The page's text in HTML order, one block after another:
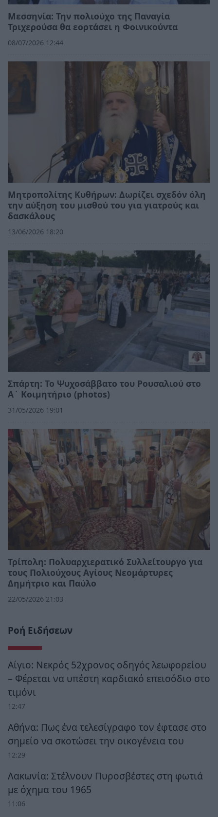
Μεσσηνία: Την πολιούχο της Παναγία
Τριχερούσα θα εορτάσει η Φοινικούντα
08/07/2026 12:44
Μητροπολίτης Κυθήρων: Δωρίζει σχεδόν όλη
την αύξηση του μισθού του για γιατρούς και
δασκάλους
13/06/2026 18:20
Σπάρτη: Το Ψυχοσάββατο του Ρουσαλιού στο
Α΄ Κοιμητήριο (photos)
31/05/2026 19:01
Τρίπολη: Πολυαρχιερατικό Συλλείτουργο για
τους Πολιούχους Αγίους Νεομάρτυρες
Δημήτριο και Παύλο
22/05/2026 21:03
Ροή Ειδήσεων
Αίγιο: Νεκρός 52χρονος οδηγός λεωφορείου
– Φέρεται να υπέστη καρδιακό επεισόδιο στο
τιμόνι
12:47
Αθήνα: Πως ένα τελεσίγραφο τον έφτασε στο
σημείο να σκοτώσει την οικογένεια του
12:29
Λακωνία: Στέλνουν Πυροσβέστες στη φωτιά
με όχημα του 1965
11:06